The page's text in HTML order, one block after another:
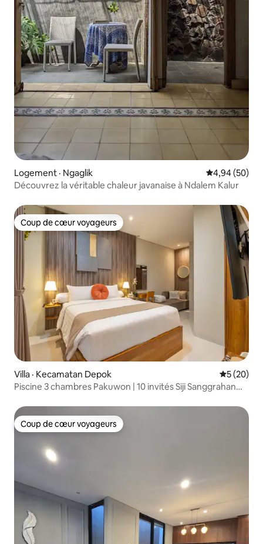
Logement · Ngaglik Note
4,94 (50)
Découvrez la véritable chaleur javanaise à Ndalem Kalur
Coup de cœur voyageurs
Coup de cœur voyageurs
Villa · Kecamatan Depok Note
5 (20)
Piscine 3 chambres Pakuwon | 10 invités Siji Sanggrahan
Coup de cœur voyageurs
Coup de cœur voyageurs